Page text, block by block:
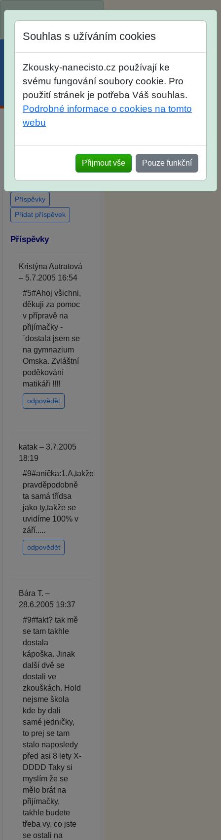
Spustili jsme přihlašování
na školní rok 2026/2027!
Účet Košík
u zkoušek na SŠ? Vaše
ohlasy po skutečných
přijímacích zkouškách
Souhlas s užíváním cookies
Zkousky-nanecisto.cz používají ke
svému fungování soubory cookie. Pro
použití stránek je potřeba Váš souhlas.
Podrobné informace o cookies na tomto
webu
Přijmout vše Pouze funkční
Příspěvky
Přidat příspěvek
Příspěvky
Kristýna Autratová
– 5.7.2005 16:54
#5#Ahoj všichni,
děkuji za pomoc
v přípravě na
přijímačky -
¨dostala jsem se
na gymnazium
Omska. Zvláštní
poděkování
matikáři !!!!
odpovědět
katak – 3.7.2005
18:19
#9#anička:1.A,takže
pravděpodobně
ta samá třídsa
jako ty,takže se
uvidíme 100% v
září.....
odpovědět
Bára T. –
28.6.2005 19:37
#9#fakt? tak mě
se tam takhle
dostala
kápoška. Jinak
další dvě se
dostali ve
zkouškách. Hold
nejsme škola
kde by dali
samé jedničky,
to prej se tam
stalo naposledy
před asi 8 lety X-
DDDD Taky si
myslím že se
mělo brát na
přijímačky,
takhle budete
třeba vy, co jste
se ostali na